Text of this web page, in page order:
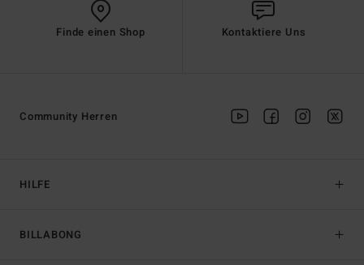
Finde einen Shop Kontaktiere Uns
HILFE
BILLABONG
Community Herren